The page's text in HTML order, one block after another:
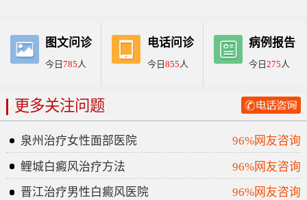
图文问诊
今日785人
电话问诊
今日 855人
病例报告
今日275人
更多关注问题
泉州治疗女性面部医院
96%网友咨询
鲤城白癜风治疗方法
96%网友咨询
晋江治疗男性白癜风医院
96%网友咨询